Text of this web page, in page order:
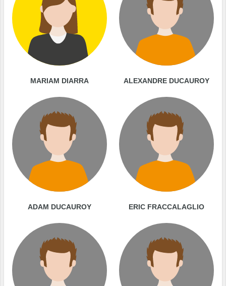
MARIAM DIARRA ALEXANDRE DUCAUROY
ADAM DUCAUROY ERIC FRACCALAGLIO